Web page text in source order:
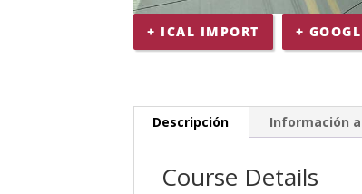
+ ICAL IMPORT +
Descripción Información
Course Details